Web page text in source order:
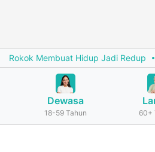
Membuat Hidup Jadi Redup
Dewasa
18-59 Tahun 60+